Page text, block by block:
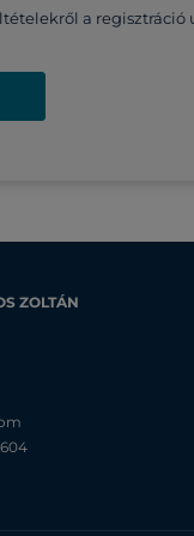
a regisztráció
ZOLTÁN